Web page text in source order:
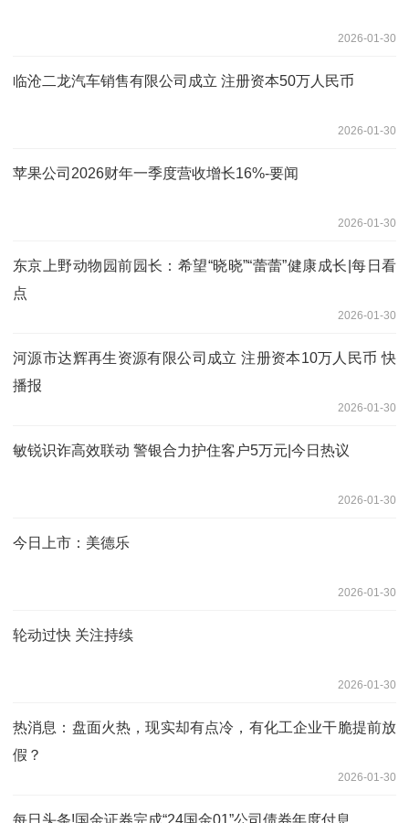
2026-01-30
临沧二龙汽车销售有限公司成立 注册资本50万人民币
2026-01-30
苹果公司2026财年一季度营收增长16%-要闻
2026-01-30
东京上野动物园前园长：希望“晓晓”“蕾蕾”健康成长|每日看
点
2026-01-30
河源市达辉再生资源有限公司成立 注册资本10万人民币 快
播报
2026-01-30
敏锐识诈高效联动 警银合力护住客户5万元|今日热议
2026-01-30
今日上市：美德乐
2026-01-30
轮动过快 关注持续
2026-01-30
热消息：盘面火热，现实却有点冷，有化工企业干脆提前放
假？
2026-01-30
每日头条!国金证券完成“24国金01”公司债券年度付息